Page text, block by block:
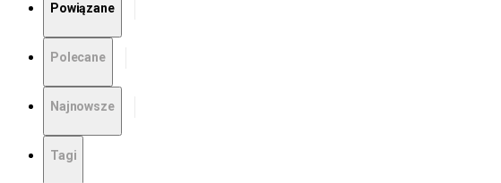
Powiązane
Polecane
Najnowsze
Tagi